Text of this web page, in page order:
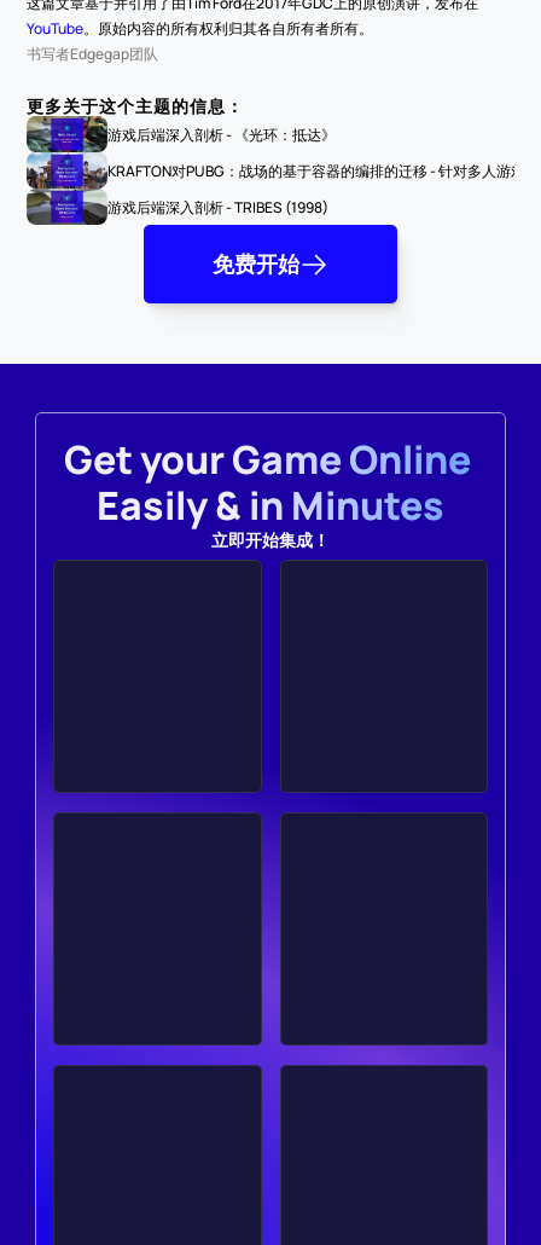
YouTube。原始内容的所有权利归其各自所有者所有。
书写者Edgegap团队
更多关于这个主题的信息：
游戏后端深入剖析 - 《光环：抵达》
KRAFTON对PUBG：战场的基于容器的编排的迁移 - 针对多人游戏
游戏后端深入剖析 - TRIBES (1998)
免费开始
Get your Game Online
Easily & in Minutes
立即开始集成！